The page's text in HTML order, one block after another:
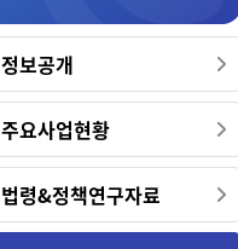
정보공개
주요사업현황
법령&정책연구자료